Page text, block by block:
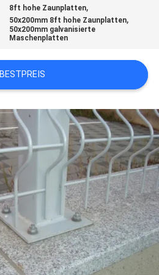
8ft hohe Zaunplatten,
50x200mm 8ft hohe Zaunplatten,
50x200mm galvanisierte
Maschenplatten
BESTPREIS